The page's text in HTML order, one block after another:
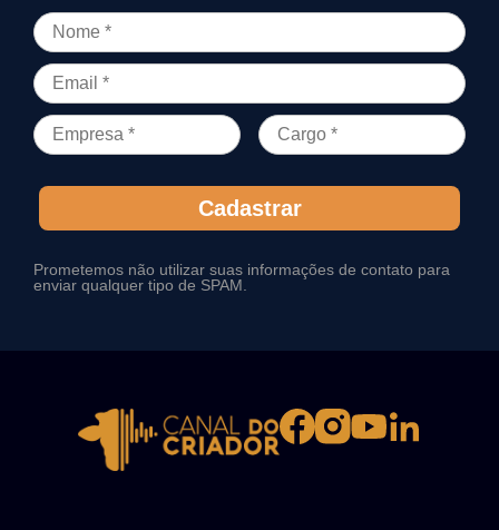
Cadastrar
Prometemos não utilizar suas informações de contato para
enviar qualquer tipo de SPAM.